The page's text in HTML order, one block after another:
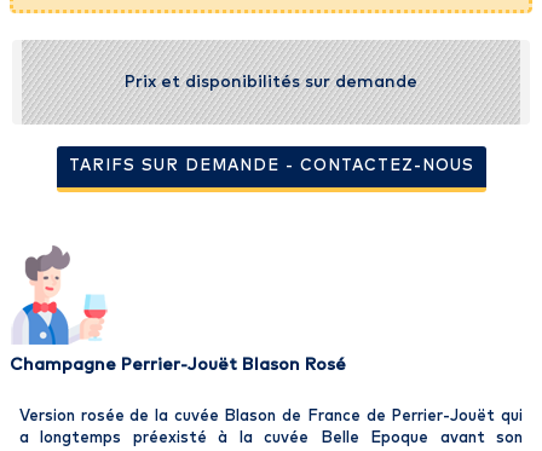
Prix et disponibilités sur demande
TARIFS SUR DEMANDE - CONTACTEZ-NOUS
Champagne Perrier-Jouët Blason Rosé
Version rosée de la cuvée Blason de France de Perrier-Jouët qui
a longtemps préexisté à la cuvée Belle Epoque avant son